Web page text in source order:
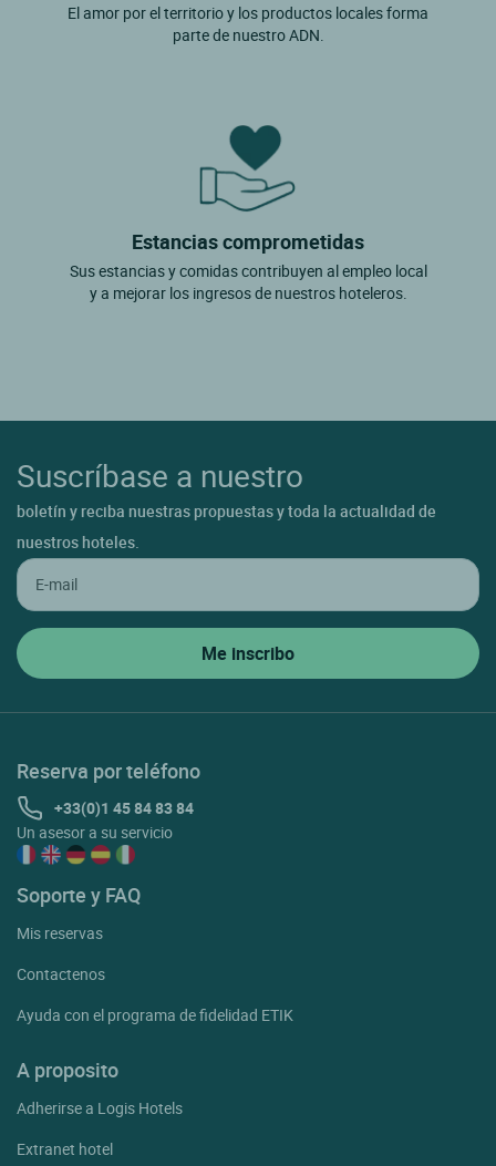
El amor por el territorio y los productos locales forma
parte de nuestro ADN.
Estancias comprometidas
Sus estancias y comidas contribuyen al empleo local
y a mejorar los ingresos de nuestros hoteleros.
Suscríbase a nuestro
boletín y reciba nuestras propuestas y toda la actualidad de
nuestros hoteles.
Reserva por teléfono
+33(0)1 45 84 83 84
Un asesor a su servicio
Soporte y FAQ
Mis reservas
Contactenos
Ayuda con el programa de fidelidad ETIK
A proposito
Adherirse a Logis Hotels
Extranet hotel